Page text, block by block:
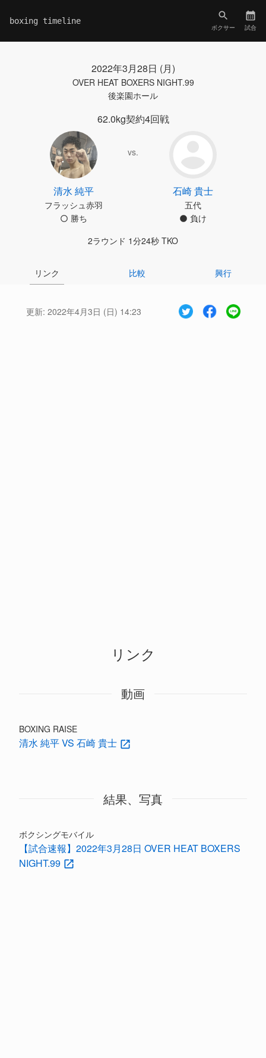
boxing timeline
ボクサー 試合
2022年3月28日 (月)
OVER HEAT BOXERS NIGHT.99
後楽園ホール
62.0kg契約4回戦
清水 純平
フラッシュ赤羽
勝ち
vs.
石崎 貴士
五代
負け
2ラウンド 1分24秒 TKO
リンク 比較 興行
更新: 2022年4月3日 (日) 14:23
リンク
動画
BOXING RAISE
清水 純平 VS 石崎 貴士
結果、写真
ボクシングモバイル
【試合速報】2022年3月28日 OVER HEAT BOXERS
NIGHT.99